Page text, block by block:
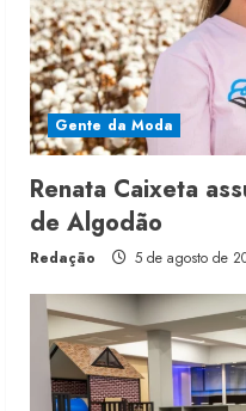
Gente da Moda
Renata Caixeta
de Algodão
Redação 5 de agosto de